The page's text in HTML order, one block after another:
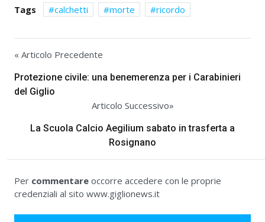
Tags calchetti morte ricordo
« Articolo Precedente
Protezione civile: una benemerenza per i Carabinieri
del Giglio
Articolo Successivo»
La Scuola Calcio Aegilium sabato in trasferta a
Rosignano
Per commentare occorre accedere con le proprie
credenziali al sito www.giglionews.it